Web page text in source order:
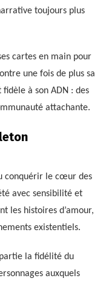
toujours plus
cartes en main pour
une fois de plus sa
à son ADN : des
attachante.
conquérir le cœur des
avec sensibilité et
les histoires d’amour,
existentiels.
la fidélité du
auxquels